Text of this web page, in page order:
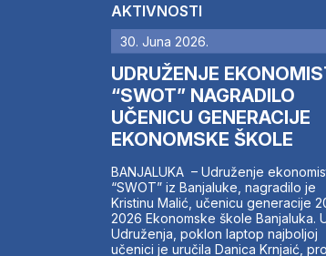
AKTUELNO
ANALIZE
KOMPANIJE
FINANSIJE
IZ STRANIH MEDIJA
AKTIVNOSTI
SWOT INTERVJU
UČLANI SE
KONTAKT
AKTIVNOSTI
30. Juna 2026.
UDRUŽENJE
“SWOT” NAGRADILO
UČENICU GENERACIJE
EKONOMSKE ŠKOLE
BANJALUKA – Udruženje
“SWOT” iz Banjaluke, nagradilo je
Kristinu Malić, učenicu generacije
2026 Ekonomske škole Banjaluka.
Udruženja, poklon laptop najboljoj
učenici je uručila Danica Krnjaić,